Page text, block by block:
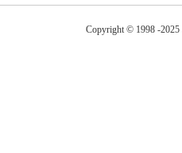
Copyright © 1998 -2025